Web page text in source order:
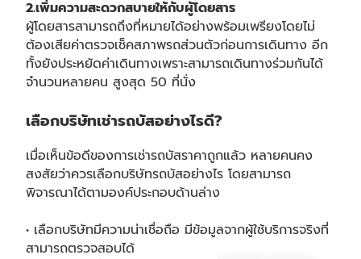
2.เพิ่มความสะดวกสบายให้กับผู้โดยสาร
ผู้โดยสารสามารถถึงที่หมายได้อย่างพร้อมเพรียงโดยไม่
ต้องเสียค่าตรวจเช็คสภาพรถส่วนตัวก่อนการเดินทาง อีก
ทั้งยังประหยัดค่าเดินทางเพราะสามารถเดินทางร่วมกันได้
จำนวนหลายคน สูงสุด 50 ที่นั่ง
เลือกบริษัทเช่ารถบัสอย่างไรดี?
เมื่อเห็นข้อดีของการเช่ารถบัสราคาถูกแล้ว หลายคนคง
สงสัยว่าควรเลือกบริษัทรถบัสอย่างไร โดยสามารถ
พิจารณาได้ตามองค์ประกอบด้านล่าง
• เลือกบริษัทมีความน่าเชื่อถือ มีข้อมูลจากผู้ใช้บริการจริงที่
สามารถตรวจสอบได้